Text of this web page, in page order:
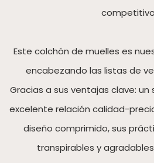
Este colchón de muelles es
encabezando las listas de
Gracias a sus ventajas clave:
excelente relación calidad-
diseño comprimido, sus
transpirables y